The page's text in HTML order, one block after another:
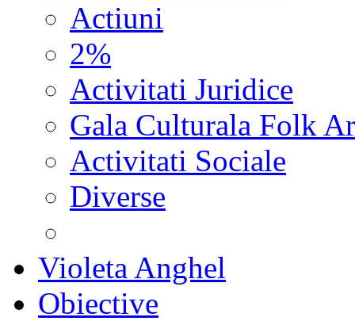
Actiuni
2%
Activitati Juridice
Gala Culturala Folk
Activitati Sociale
Diverse
Violeta Anghel
Obiective